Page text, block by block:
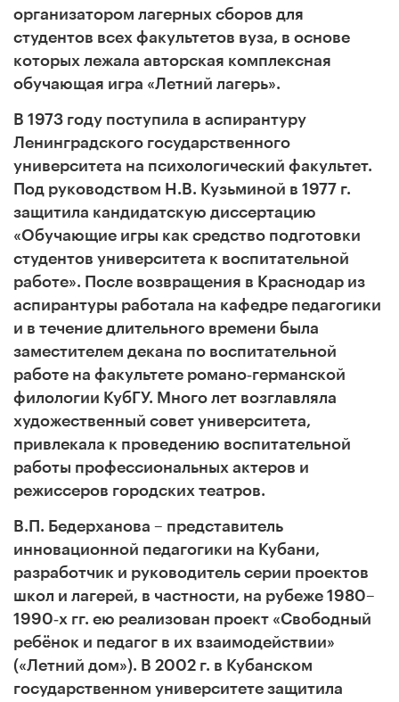
организатором лагерных сборов для
студентов всех факультетов вуза, в основе
которых лежала авторская комплексная
обучающая игра «Летний лагерь».
В 1973 году поступила в аспирантуру
Ленинградского государственного
университета на психологический факультет.
Под руководством Н.В. Кузьминой в 1977 г.
защитила кандидатскую диссертацию
«Обучающие игры как средство подготовки
студентов университета к воспитательной
работе». После возвращения в Краснодар из
аспирантуры работала на кафедре педагогики
и в течение длительного времени была
заместителем декана по воспитательной
работе на факультете романо‑германской
филологии КубГУ. Много лет возглавляла
художественный совет университета,
привлекала к проведению воспитательной
работы профессиональных актеров и
режиссеров городских театров.
В.П. Бедерханова – представитель
инновационной педагогики на Кубани,
разработчик и руководитель серии проектов
школ и лагерей, в частности, на рубеже 1980–
1990‑х гг. ею реализован проект «Свободный
ребёнок и педагог в их взаимодействии»
(«Летний дом»). В 2002 г. в Кубанском
государственном университете защитила